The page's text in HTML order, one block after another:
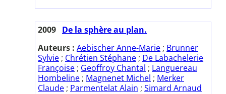
2009 De la sphère au plan.
Auteurs : Aebischer Anne-Marie ; Brunner
Sylvie ; Chrétien Stéphane ; De Labachelerie
Françoise ; Geoffroy Chantal ; Languereau
Hombeline ; Magnenet Michel ; Merker
Claude ; Parmentelat Alain ; Simard Arnaud